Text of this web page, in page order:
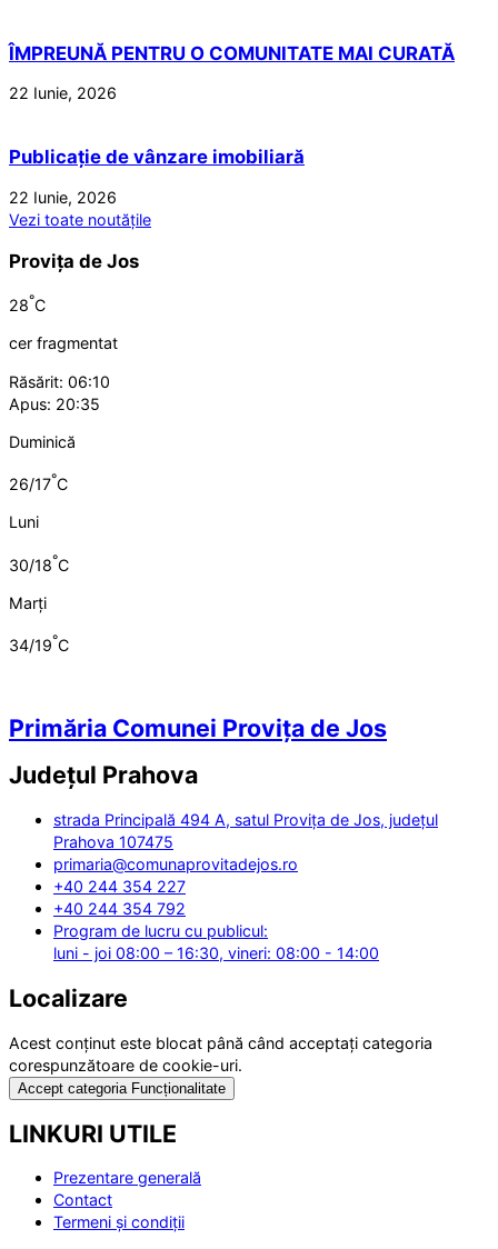
ÎMPREUNĂ PENTRU O COMUNITATE MAI CURATĂ
22 Iunie, 2026
Publicație de vânzare imobiliară
22 Iunie, 2026
Vezi toate noutățile
Provița de Jos
28°C
cer fragmentat
Răsărit: 06:10
Apus: 20:35
Duminică
26/17°C
Luni
30/18°C
Marți
34/19°C
Primăria Comunei Provița de Jos
Județul Prahova
strada Principală 494 A, satul Provița de Jos, județul
Prahova 107475
primaria@comunaprovitadejos.ro
+40 244 354 227
+40 244 354 792
Program de lucru cu publicul:
luni - joi 08:00 – 16:30, vineri: 08:00 - 14:00
Localizare
Acest conținut este blocat până când acceptați categoria
corespunzătoare de cookie-uri.
Accept categoria Funcționalitate
LINKURI UTILE
Prezentare generală
Contact
Termeni și condiții